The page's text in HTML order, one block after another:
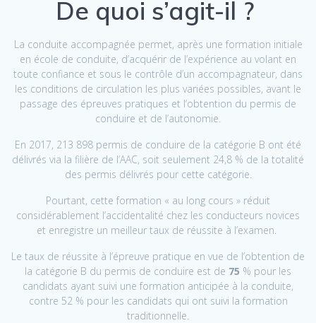
De quoi s’agit-il ?
La conduite accompagnée permet, après une formation initiale
en école de conduite, d’acquérir de l’expérience au volant en
toute confiance et sous le contrôle d’un accompagnateur, dans
les conditions de circulation les plus variées possibles, avant le
passage des épreuves pratiques et l’obtention du permis de
conduire et de l’autonomie.
En 2017, 213 898 permis de conduire de la catégorie B ont été
délivrés via la filière de l’AAC, soit seulement 24,8 % de la totalité
des permis délivrés pour cette catégorie.
Pourtant, cette formation « au long cours » réduit
considérablement l’accidentalité chez les conducteurs novices
et enregistre un meilleur taux de réussite à l’examen.
Le taux de réussite à l’épreuve pratique en vue de l’obtention de
la catégorie B du permis de conduire est de 75 % pour les
candidats ayant suivi une formation anticipée à la conduite,
contre 52 % pour les candidats qui ont suivi la formation
traditionnelle.